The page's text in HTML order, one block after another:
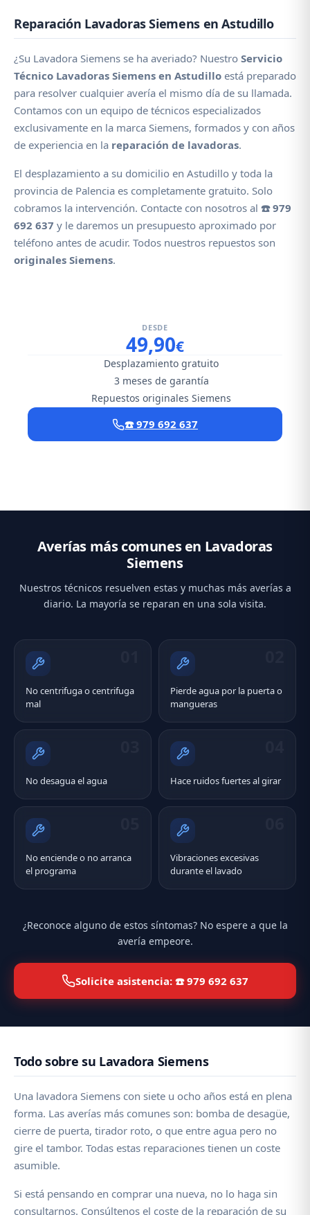
Reparación Lavadoras Siemens en Astudillo
¿Su Lavadora Siemens se ha averiado? Nuestro Servicio
Técnico Lavadoras Siemens en Astudillo está preparado
para resolver cualquier avería el mismo día de su llamada.
Contamos con un equipo de técnicos especializados
exclusivamente en la marca Siemens, formados y con años
de experiencia en la reparación de lavadoras.
El desplazamiento a su domicilio en Astudillo y toda la
provincia de Palencia es completamente gratuito. Solo
cobramos la intervención. Contacte con nosotros al ☎️ 979
692 637 y le daremos un presupuesto aproximado por
teléfono antes de acudir. Todos nuestros repuestos son
originales Siemens.
DESDE
49,90€
Desplazamiento gratuito
3 meses de garantía
Repuestos originales Siemens
☎️ 979 692 637
Averías más comunes en Lavadoras
Siemens
Nuestros técnicos resuelven estas y muchas más averías a
diario. La mayoría se reparan en una sola visita.
No centrifuga o centrifuga
mal
Pierde agua por la puerta o
mangueras
No desagua el agua Hace ruidos fuertes al girar
No enciende o no arranca
el programa
Vibraciones excesivas
durante el lavado
¿Reconoce alguno de estos síntomas? No espere a que la
avería empeore.
Solicite asistencia: ☎️ 979 692 637
Todo sobre su Lavadora Siemens
Una lavadora Siemens con siete u ocho años está en plena
forma. Las averías más comunes son: bomba de desagüe,
cierre de puerta, tirador roto, o que entre agua pero no
gire el tambor. Todas estas reparaciones tienen un coste
asumible.
Si está pensando en comprar una nueva, no lo haga sin
consultarnos. Consúltenos el coste de la reparación de su